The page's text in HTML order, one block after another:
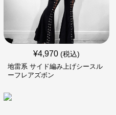
¥4,970 (税込)
地雷系 サイド編み上げシースル
ーフレアズボン